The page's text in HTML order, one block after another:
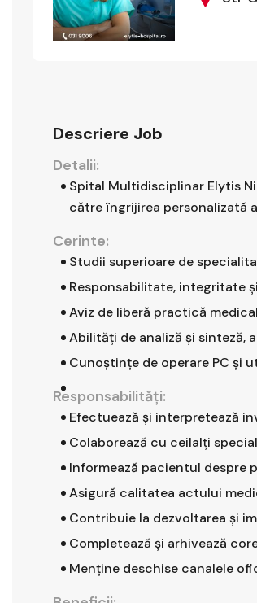
Descriere Job
Detalii:
Spital Multidisciplinar Elytis
către îngrijirea personalizată
Cerinte:
Studii superioare de
Responsabilitate, integritate
Aviz de liberă practică
Abilități de analiză și sinteză,
Cunoștințe de operare PC și
Responsabilităţi:
Efectuează și interpretează
Colaborează cu ceilalți
Informează pacientul despre
Asigură calitatea actului
Contribuie la dezvoltarea și
Completează și arhivează
Menține deschise canalele